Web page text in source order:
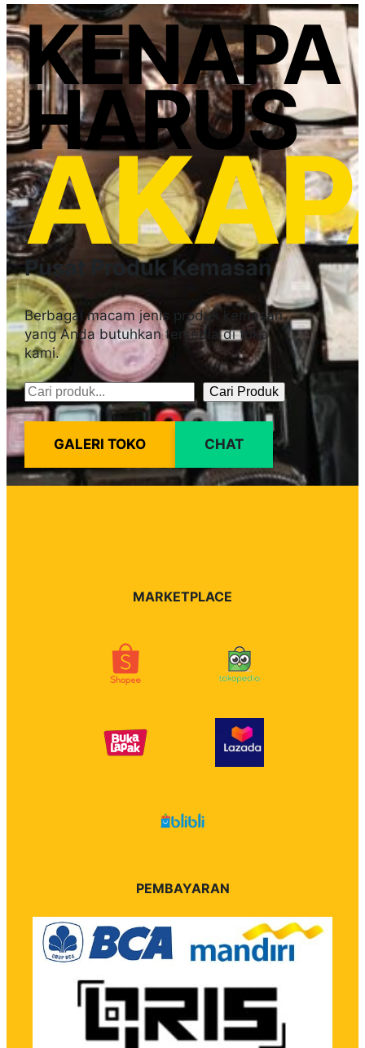
KENAPA
HARUS
Pusat Produk Kemasan
Berbagai macam jenis produk kemasan
yang Anda butuhkan tersedia di toko
kami.
Pencarian Cari Produk
GALERI TOKO CHAT
MARKETPLACE
PEMBAYARAN